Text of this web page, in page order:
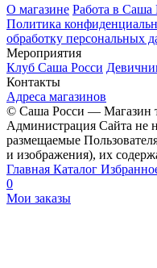
О магазине Работа в Саша
Политика
обработку персональных
Мероприятия
Клуб Саша Росси
Контакты
Адреса магазинов
© Саша Росси — Магазин
Администрация Сайта не
размещаемые
и изображения), их
Главная Каталог
0
Мои заказы